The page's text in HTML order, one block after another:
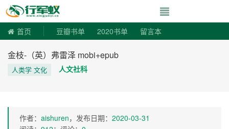
寻书令|走向自
首页 豆瓣书单 2020书单 留言本
金枝-（英）弗雷泽 mobi+epub
人类学 文化 人文社科
作者： aishuren，发布日期： 2020-03-31